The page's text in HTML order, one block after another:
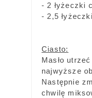
- 2 łyżeczki
- 2,5
Ciasto:
Masło
najwyższe
Następnie
chwilę